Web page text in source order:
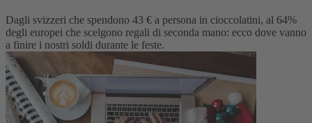
Dagli svizzeri che spendono 43 € a persona in cioccolatini, al 64%
degli europei che scelgono regali di seconda mano: ecco dove vanno
a finire i nostri soldi durante le feste.